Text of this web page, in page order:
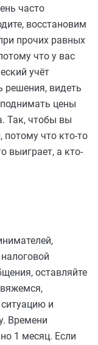
часто
восстановим
прочих равных
что у вас
учёт
решения, видеть
цены
Так, чтобы вы
потому что кто-то
выиграет, а кто-
оставляйте
и
Времени
1 месяц. Если